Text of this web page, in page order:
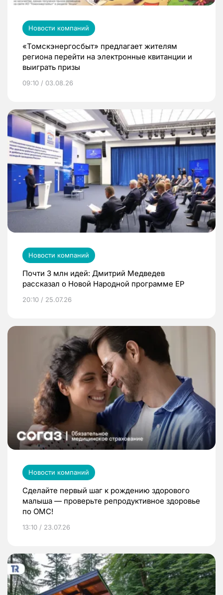
Новости компаний
«Томскэнергосбыт» предлагает жителям
региона перейти на электронные квитанции и
выиграть призы
09:10 / 03.08.26
Новости компаний
Почти 3 млн идей: Дмитрий Медведев
рассказал о Новой Народной программе ЕР
20:10 / 25.07.26
Новости компаний
Сделайте первый шаг к рождению здорового
малыша — проверьте репродуктивное здоровье
по ОМС!
13:10 / 23.07.26